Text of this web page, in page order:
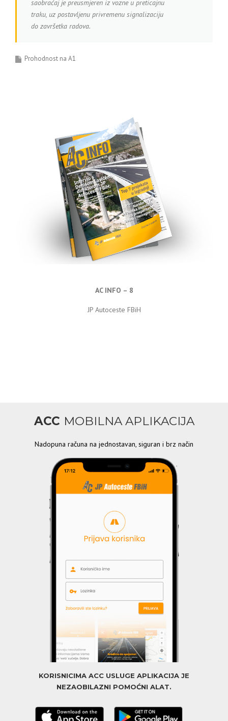
saobraćaj je preusmjeren iz vozne u preticajnu
traku, uz postavljenu privremenu signalizaciju
do završetka radova.
Prohodnost na A1
AC INFO – 8
JP Autoceste FBiH
ACC MOBILNA APLIKACIJA
Nadopuna računa na jednostavan, siguran i brz način
KORISNICIMA ACC USLUGE APLIKACIJA JE
NEZAOBILAZNI POMOĆNI ALAT.